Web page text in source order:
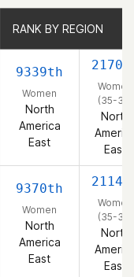
RANK BY REGION
9339th
Women
North
America
East
Women
(35-39)
North
East
9370th
Women
North
America
East
Women
(35-39)
North
East
RANK BY REGION